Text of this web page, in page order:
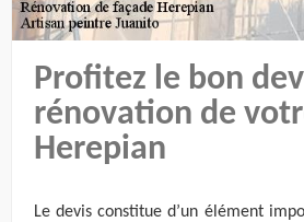
Profitez le bon
rénovation de
Herepian
Le devis constitue d’un élément